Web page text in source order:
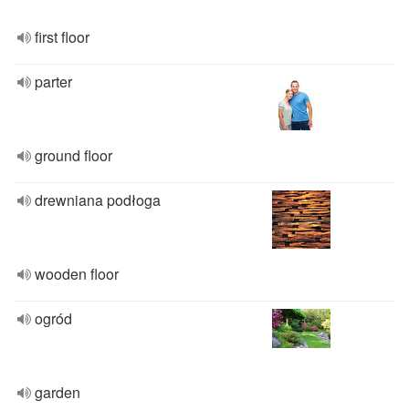
first floor
parter
ground floor
drewniana podłoga
wooden floor
ogród
garden